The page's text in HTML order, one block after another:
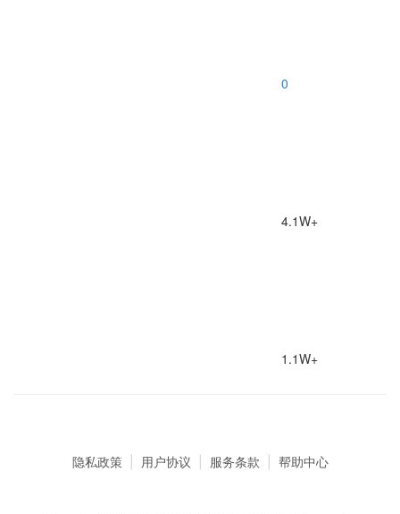
0
4.1W+
1.1W+
隐私政策 用户协议 服务条款 帮助中心